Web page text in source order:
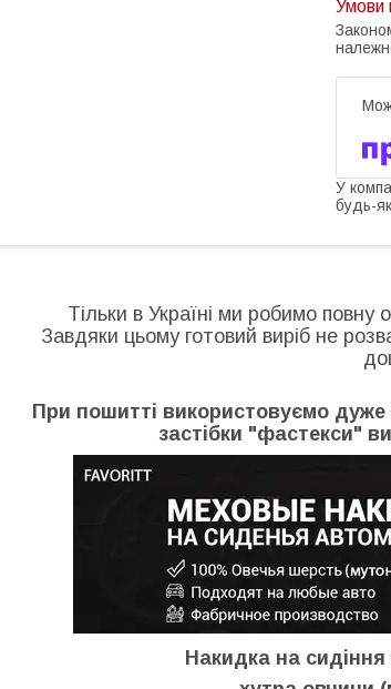
У
будь-
Тільки в Україні ми робимо повну
Завдяки цьому готовий виріб не
При пошитті використовуємо дуже
застібки "фастекси"
Накидка на